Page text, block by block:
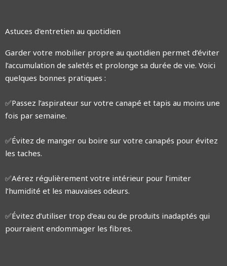
Astuces d'entretien au quotidien
Garder votre mobilier propre au quotidien permet d’éviter
l’accumulation de saletés et prolonge sa durée de vie. Voici
quelques bonnes pratiques :
✅Passez l’aspirateur sur votre canapé et tapis au moins une
fois par semaine.
✅Évitez de manger ou boire sur votre canapés pour évitez
les taches.
✅Aérez régulièrement votre intérieur pour l’imiter
l’humidité et les mauvaises odeurs.
✅Évitez d’utiliser trop d’eau ou de produits inadaptés qui
pourraient endommager les fibres.